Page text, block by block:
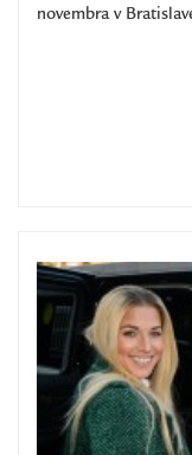
novembra v